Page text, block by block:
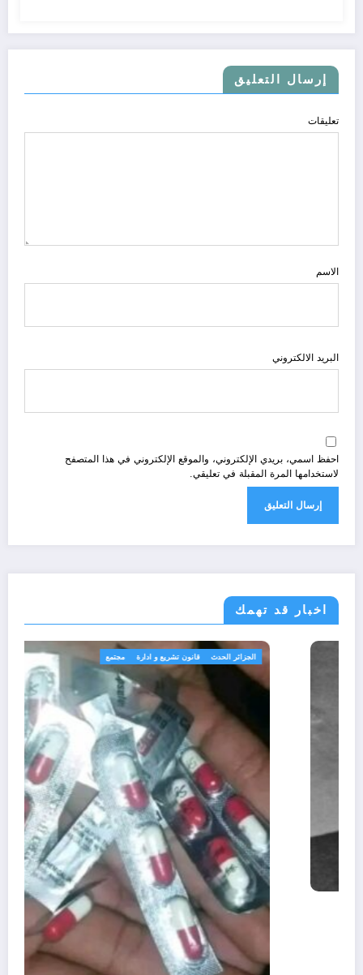
إرسال التعليق
تعليقات
الاسم
البريد الالكتروني
احفظ اسمي، بريدي الإلكتروني، والموقع الإلكتروني في هذا المتصفح
لاستخدامها المرة المقبلة في تعليقي.
اخبار قد تهمك
الذين أساؤوا لمالك بن نبي